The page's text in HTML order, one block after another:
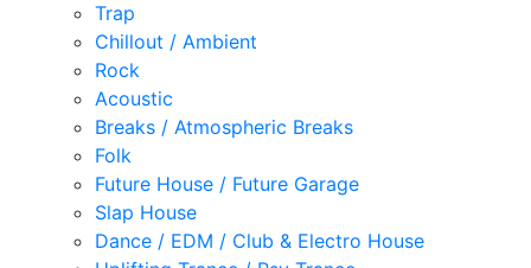
Trap
Chillout / Ambient
Rock
Acoustic
Breaks / Atmospheric Breaks
Folk
Future House / Future Garage
Slap House
Dance / EDM / Club & Electro House